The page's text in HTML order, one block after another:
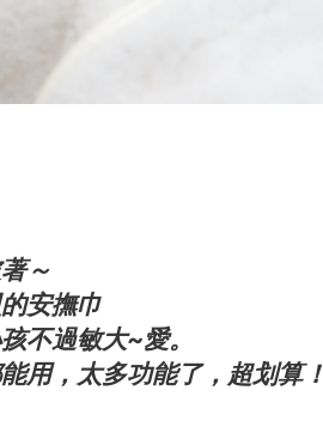
～
安撫巾
不過敏大~愛。
用，太多功能了，超划算！